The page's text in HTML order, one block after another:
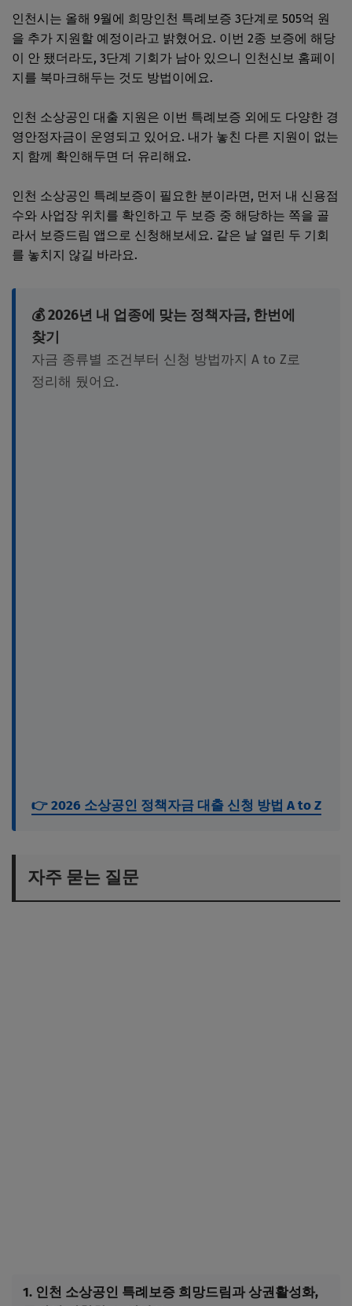
인천시는 올해 9월에 희망인천 특례보증 3단계로 505억 원
을 추가 지원할 예정이라고 밝혔어요. 이번 2종 보증에 해당
이 안 됐더라도, 3단계 기회가 남아 있으니 인천신보 홈페이
지를 북마크해두는 것도 방법이에요.
인천 소상공인 대출 지원은 이번 특례보증 외에도 다양한 경
영안정자금이 운영되고 있어요. 내가 놓친 다른 지원이 없는
지 함께 확인해두면 더 유리해요.
인천 소상공인 특례보증이 필요한 분이라면, 먼저 내 신용점
수와 사업장 위치를 확인하고 두 보증 중 해당하는 쪽을 골
라서 보증드림 앱으로 신청해보세요. 같은 날 열린 두 기회
를 놓치지 않길 바라요.
💰 2026년 내 업종에 맞는 정책자금, 한번에
찾기
자금 종류별 조건부터 신청 방법까지 A to Z로
정리해 뒀어요.
👉 2026 소상공인 정책자금 대출 신청 방법 A to Z
자주 묻는 질문
1. 인천 소상공인 특례보증 희망드림과 상권활성화,